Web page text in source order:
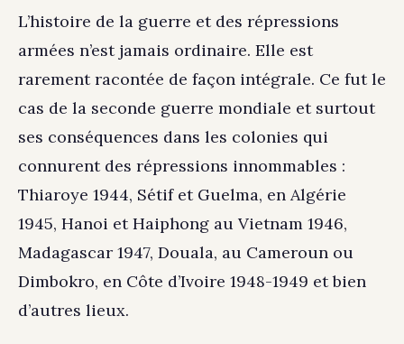
L’histoire de la guerre et des répressions
armées n’est jamais ordinaire. Elle est
rarement racontée de façon intégrale. Ce fut le
cas de la seconde guerre mondiale et surtout
ses conséquences dans les colonies qui
connurent des répressions innommables :
Thiaroye 1944, Sétif et Guelma, en Algérie
1945, Hanoi et Haiphong au Vietnam 1946,
Madagascar 1947, Douala, au Cameroun ou
Dimbokro, en Côte d’Ivoire 1948-1949 et bien
d’autres lieux.